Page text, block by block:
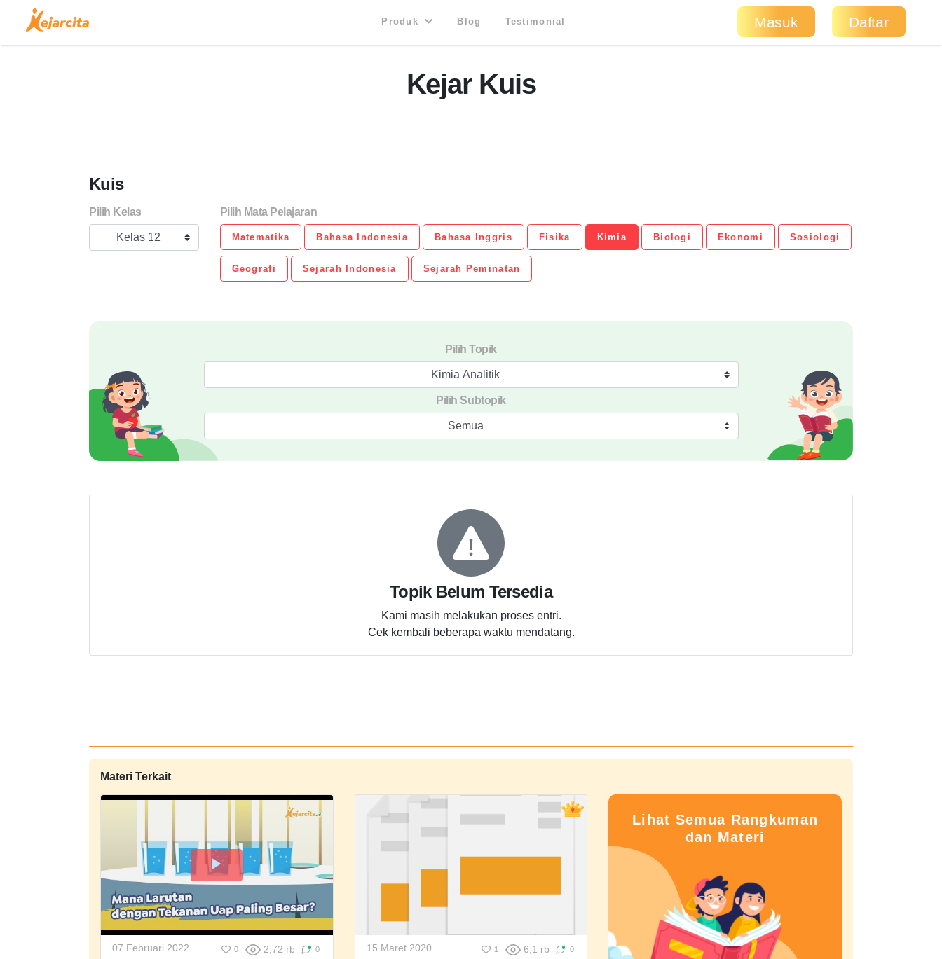
Produk Blog Testimonial Masuk Daftar
Kejar Kuis
Kuis
Pilih Kelas
Kelas 12
Pilih Mata Pelajaran
Matematika Bahasa Indonesia Bahasa Inggris Fisika Kimia Biologi Ekonomi Sosiologi
Geografi Sejarah Indonesia Sejarah Peminatan
Pilih Topik
Kimia Analitik
Pilih Subtopik
Semua
Topik Belum Tersedia
Kami masih melakukan proses entri.
Cek kembali beberapa waktu mendatang.
Materi Terkait
07 Februari 2022 0 2,72 rb 0 15 Maret 2020 1 6,1 rb 0
Lihat Semua Rangkuman
dan Materi